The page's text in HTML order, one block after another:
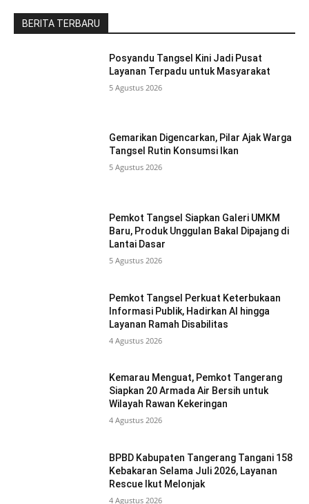
BERITA TERBARU
Posyandu Tangsel Kini Jadi Pusat
Layanan Terpadu untuk Masyarakat
5 Agustus 2026
Gemarikan Digencarkan, Pilar Ajak Warga
Tangsel Rutin Konsumsi Ikan
5 Agustus 2026
Pemkot Tangsel Siapkan Galeri UMKM
Baru, Produk Unggulan Bakal Dipajang di
Lantai Dasar
5 Agustus 2026
Pemkot Tangsel Perkuat Keterbukaan
Informasi Publik, Hadirkan AI hingga
Layanan Ramah Disabilitas
4 Agustus 2026
Kemarau Menguat, Pemkot Tangerang
Siapkan 20 Armada Air Bersih untuk
Wilayah Rawan Kekeringan
4 Agustus 2026
BPBD Kabupaten Tangerang Tangani 158
Kebakaran Selama Juli 2026, Layanan
Rescue Ikut Melonjak
4 Agustus 2026